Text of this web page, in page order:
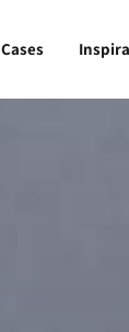
Cases